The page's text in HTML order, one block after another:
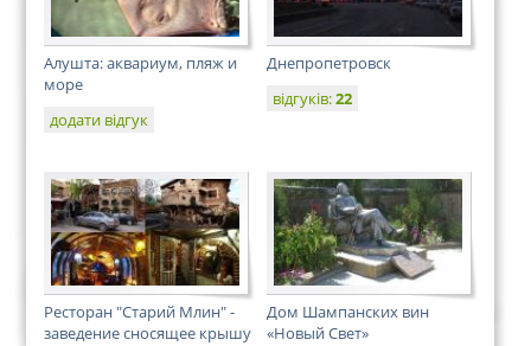
Алушта: аквариум, пляж и
море
додати відгук
Днепропетровск
відгуків:22
Ресторан "Старий Млин" -
заведение сносящее крышу
Дом Шампанских вин
«Новый Свет»